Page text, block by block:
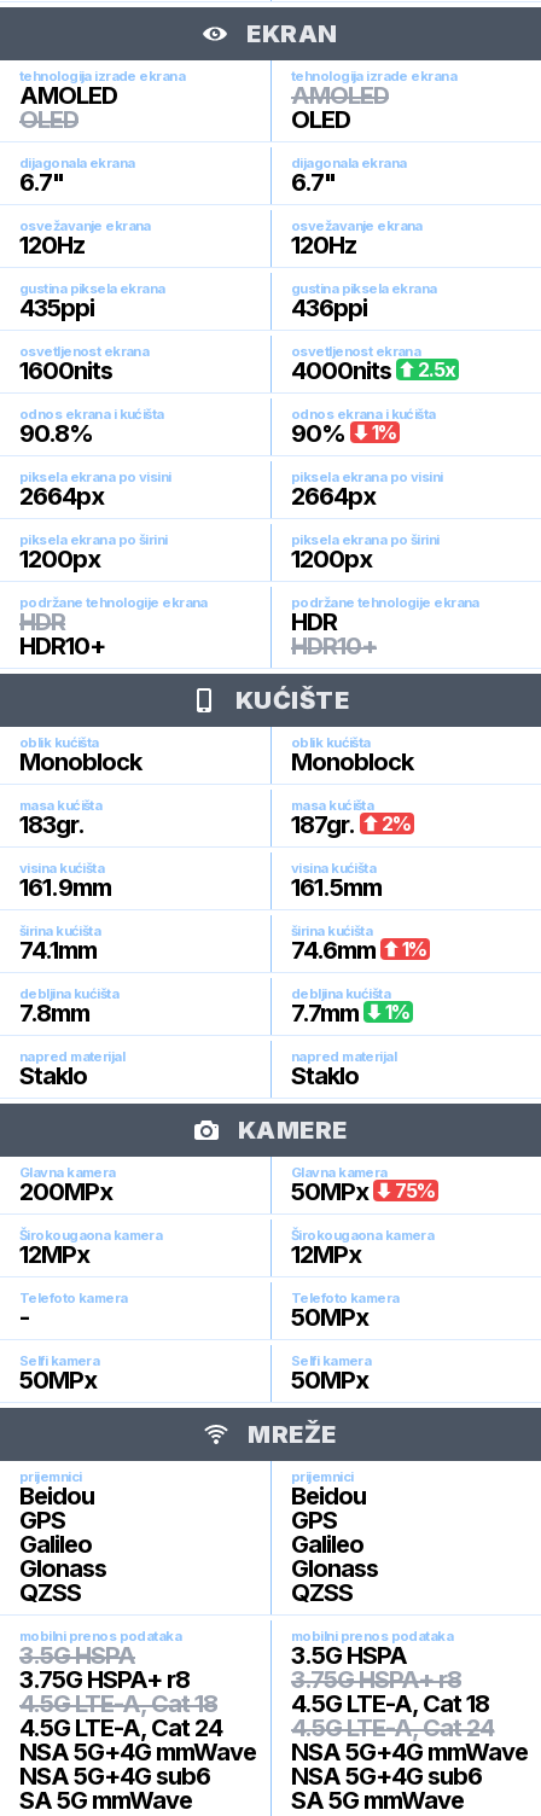
EKRAN
tehnologija izrade ekrana
AMOLED
OLED
tehnologija izrade ekrana
AMOLED
OLED
dijagonala ekrana
6.7"
dijagonala ekrana
6.7"
osvežavanje ekrana
120Hz
osvežavanje ekrana
120Hz
gustina piksela ekrana
435ppi
gustina piksela ekrana
436ppi
osvetljenost ekrana
1600nits
osvetljenost ekrana
4000nits 2.5x
odnos ekrana i kućišta
90.8%
odnos ekrana i kućišta
90% 1%
piksela ekrana po visini
2664px
piksela ekrana po visini
2664px
piksela ekrana po širini
1200px
piksela ekrana po širini
1200px
podržane tehnologije ekrana
HDR
HDR10+
podržane tehnologije ekrana
HDR
HDR10+
KUĆIŠTE
oblik kućišta
Monoblock
oblik kućišta
Monoblock
masa kućišta
183gr.
masa kućišta
187gr. 2%
visina kućišta
161.9mm
visina kućišta
161.5mm
širina kućišta
74.1mm
širina kućišta
74.6mm 1%
debljina kućišta
7.8mm
debljina kućišta
7.7mm 1%
napred materijal
Staklo
napred materijal
Staklo
KAMERE
Glavna kamera
200MPx
Glavna kamera
50MPx 75%
Širokougaona kamera
12MPx
Širokougaona kamera
12MPx
Telefoto kamera
-
Telefoto kamera
50MPx
Selfi kamera
50MPx
Selfi kamera
50MPx
MREŽE
prijemnici
Beidou
GPS
Galileo
Glonass
QZSS
prijemnici
Beidou
GPS
Galileo
Glonass
QZSS
mobilni prenos podataka
3.5G HSPA
3.75G HSPA+ r8
4.5G LTE-A, Cat 18
4.5G LTE-A, Cat 24
NSA 5G+4G mmWave
NSA 5G+4G sub6
SA 5G mmWave
mobilni prenos podataka
3.5G HSPA
3.75G HSPA+ r8
4.5G LTE-A, Cat 18
4.5G LTE-A, Cat 24
NSA 5G+4G mmWave
NSA 5G+4G sub6
SA 5G mmWave